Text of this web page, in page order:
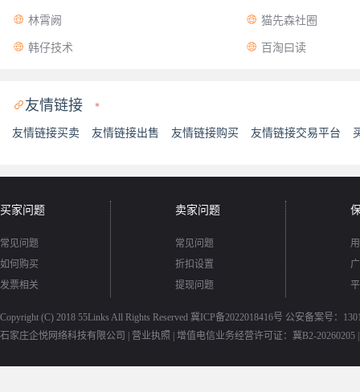
 林霄阙  猫先森社圈
 韩仔技术  百淘曰读
友情链接 *
友情链接买卖 友情链接出售 友情链接购买 友情链接交易平台
买家问题
常见问题
如何购买
发票相关
卖家问题
常见问题
折扣设置
提现问题
Copyright (C) 2018 55Links All Rights Reserved 冀ICP备2022018416号 公安备案号：
石家庄企悦网络科技有限公司 | 营业执照 增值电信业务经营许可证：冀B2-20260205